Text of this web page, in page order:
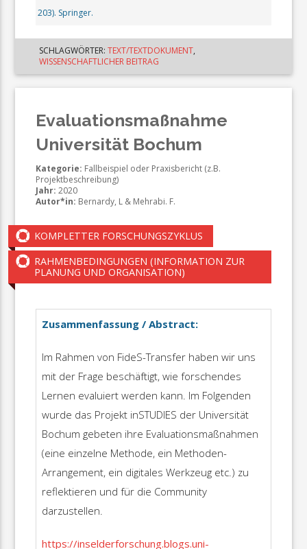
SCHLAGWÖRTER:TEXT/TEXTDOKUMENT,
WISSENSCHAFTLICHER BEITRAG
203). Springer.
Evaluationsmaßnahme
Universität Bochum
Kategorie: Fallbeispiel oder Praxisbericht (z.B.
Projektbeschreibung)
Jahr: 2020
Autor*in: Bernardy, L & Mehrabi. F.
KOMPLETTER FORSCHUNGSZYKLUS
RAHMENBEDINGUNGEN (INFORMATION ZUR
PLANUNG UND ORGANISATION)
Zusammenfassung / Abstract:
Im Rahmen von FideS-Transfer haben wir uns
mit der Frage beschäftigt, wie forschendes
Lernen evaluiert werden kann. Im Folgenden
wurde das Projekt inSTUDIES der Universität
Bochum gebeten ihre Evaluationsmaßnahmen
(eine einzelne Methode, ein Methoden-
Arrangement, ein digitales Werkzeug etc.) zu
reflektieren und für die Community
darzustellen.
https://inselderforschung.blogs.uni-